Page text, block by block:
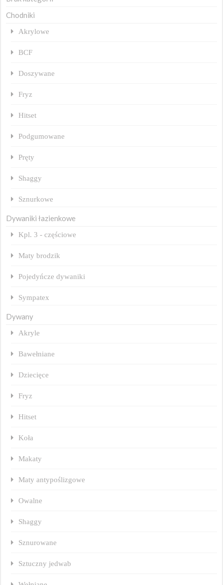
Chodniki
Akrylowe
BCF
Doszywane
Fryz
Hitset
Podgumowane
Pręty
Shaggy
Sznurkowe
Dywaniki łazienkowe
Kpl. 3 - częściowe
Maty brodzik
Pojedyńcze dywaniki
Sympatex
Dywany
Akryle
Bawełniane
Dziecięce
Fryz
Hitset
Koła
Makaty
Maty antypoślizgowe
Owalne
Shaggy
Sznurowane
Sztuczny jedwab